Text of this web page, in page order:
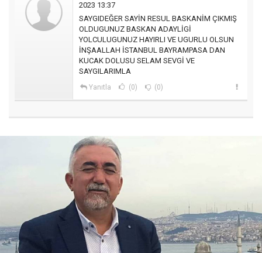
2023 13:37
SAYGIDEĞER SAYİN RESUL BASKANİM ÇIKMIŞ
OLDUGUNUZ BASKAN ADAYLİGİ
YOLCULUGUNUZ HAYIRLI VE UGURLU OLSUN
İNŞAALLAH İSTANBUL BAYRAMPASA DAN
KUCAK DOLUSU SELAM SEVGİ VE
SAYGILARIMLA
Yanıtla (0) (0)